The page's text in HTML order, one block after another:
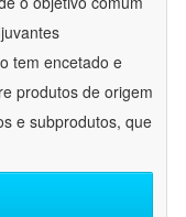
tem encetado e
produtos de origem
e subprodutos, que